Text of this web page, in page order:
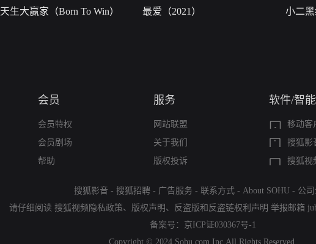
天生大赢家（Born To Win） 最爱（2021） 小二
会员
会员特权
会员剧场
帮助
服务
网站联盟
关于我们
版权投诉
软件/智
移动客
搜狐影
搜狐视
搜狐影音 - 搜狐招聘 - 广告服务 - 联系方式 - About SOHU - 公
请仔细阅读 搜狐视频隐私政策、 版权声明 、 反盗版和反盗链权利声明 举报邮箱
备案号： 京ICP证030367号-1
Copyright © 2024 Sohu.com Inc.All Rights Reserved.